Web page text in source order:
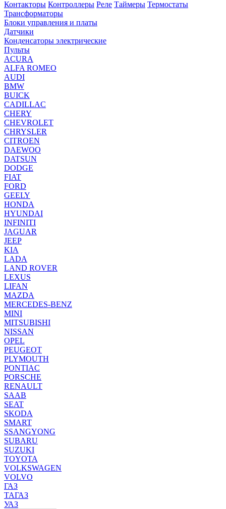
Контакторы Контроллеры Реле Таймеры Термостаты
Трансформаторы
Блоки управления и платы
Датчики
Конденсаторы электрические
Пульты
ACURA
ALFA ROMEO
AUDI
BMW
BUICK
CADILLAC
CHERY
CHEVROLET
CHRYSLER
CITROEN
DAEWOO
DATSUN
DODGE
FIAT
FORD
GEELY
HONDA
HYUNDAI
INFINITI
JAGUAR
JEEP
KIA
LADA
LAND ROVER
LEXUS
LIFAN
MAZDA
MERCEDES-BENZ
MINI
MITSUBISHI
NISSAN
OPEL
PEUGEOT
PLYMOUTH
PONTIAC
PORSCHE
RENAULT
SAAB
SEAT
SKODA
SMART
SSANGYONG
SUBARU
SUZUKI
TOYOTA
VOLKSWAGEN
VOLVO
ГАЗ
ТАГАЗ
УАЗ